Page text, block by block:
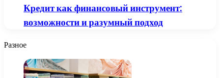
Кредит как финансовый инструмент:
возможности и разумный подход
Разное